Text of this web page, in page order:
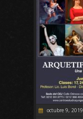
octubre 9, 2019